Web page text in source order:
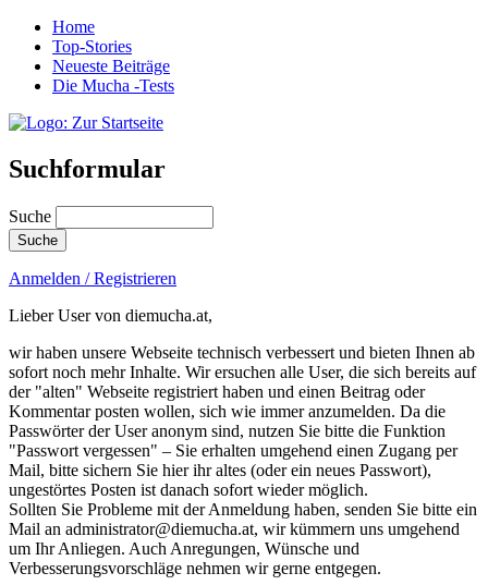
Home
Top-Stories
Neueste Beiträge
Die Mucha -Tests
Suchformular
Suche
Anmelden / Registrieren
Lieber User von diemucha.at,
wir haben unsere Webseite technisch verbessert und bieten Ihnen ab
sofort noch mehr Inhalte. Wir ersuchen alle User, die sich bereits auf
der "alten" Webseite registriert haben und einen Beitrag oder
Kommentar posten wollen, sich wie immer anzumelden. Da die
Passwörter der User anonym sind, nutzen Sie bitte die Funktion
"Passwort vergessen" – Sie erhalten umgehend einen Zugang per
Mail, bitte sichern Sie hier ihr altes (oder ein neues Passwort),
ungestörtes Posten ist danach sofort wieder möglich.
Sollten Sie Probleme mit der Anmeldung haben, senden Sie bitte ein
Mail an administrator@diemucha.at, wir kümmern uns umgehend
um Ihr Anliegen. Auch Anregungen, Wünsche und
Verbesserungsvorschläge nehmen wir gerne entgegen.